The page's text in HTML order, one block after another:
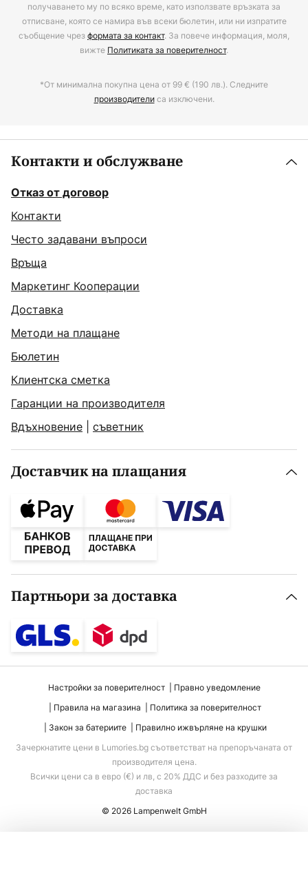
получаването му по всяко време, като използвате връзката за
отписване, която се намира във всеки бюлетин, или ни изпратите
съобщение чрезформата за контакт. За повече информация, моля,
вижте Политиката за поверителност.
*От минимална покупна цена от 99 € (190 лв.). Следните
производителиса изключени.
Контакти и обслужване
Отказ от договор
Контакти
Често задавани въпроси
Връща
Маркетинг Кооперации
Доставка
Методи на плащане
Бюлетин
Клиентска сметка
Гаранции на производителя
Вдъхновение
съветник
Доставчик на плащания
Партньори за доставка
Настройки за поверителност
Правно уведомление
Правила на магазина
Политика за поверителност
Закон за батериите
Правилно ижвърляне на крушки
Зачеркнатите цени в Lumories.bg съответстват на препоръчаната от
производителя цена.
Всички цени са в евро (€) и лв, с 20% ДДС и без разходите за
доставка
© 2026 Lampenwelt GmbH